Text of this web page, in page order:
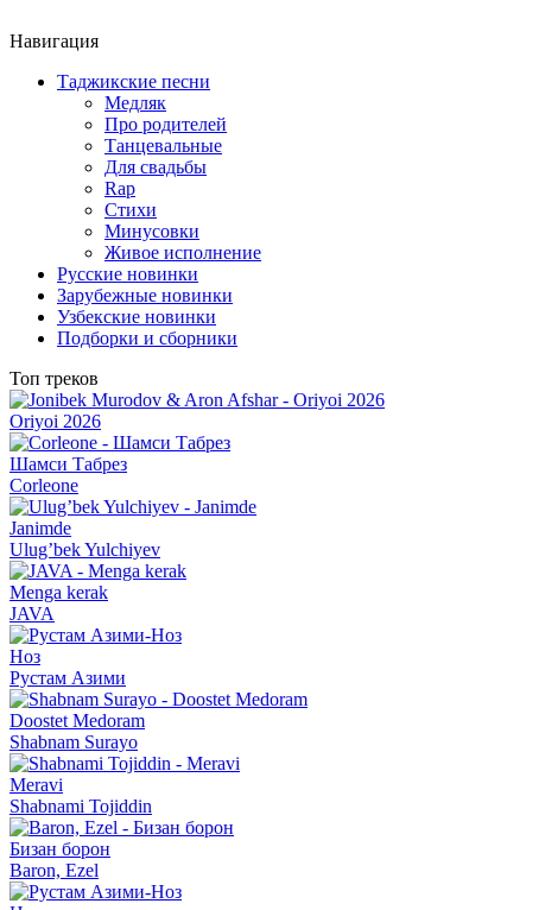
Навигация
Таджикские песни
Медляк
Про родителей
Танцевальные
Для свадьбы
Rap
Стихи
Минусовки
Живое исполнение
Русские новинки
Зарубежные новинки
Узбекские новинки
Подборки и сборники
Топ треков
Oriyoi 2026
Шамси Табрез
Corleone
Janimde
Ulug’bek Yulchiyev
Menga kerak
JAVA
Ноз
Рустам Азими
Doostet Medoram
Shabnam Surayo
Meravi
Shabnami Tojiddin
Бизан борон
Baron, Ezel